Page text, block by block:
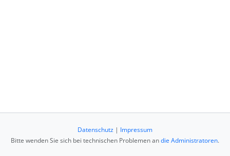
Datenschutz | Impressum
Bitte wenden Sie sich bei technischen Problemen andie Administratoren.